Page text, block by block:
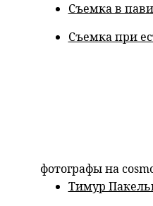
Съемка в
Съемка при
фотографы на
Тимур